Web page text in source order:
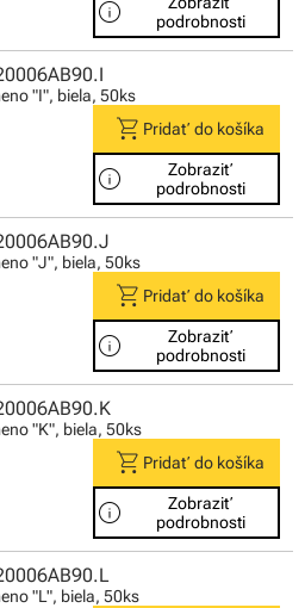
info
podrobnosti
"I", biela, 50ks
shopping_cart Pridať do košíka
info
Zobraziť
podrobnosti
"J", biela, 50ks
shopping_cart Pridať do košíka
info
Zobraziť
podrobnosti
"K", biela, 50ks
shopping_cart Pridať do košíka
info
Zobraziť
podrobnosti
"L", biela, 50ks